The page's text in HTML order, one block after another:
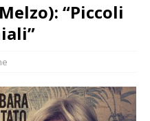
“Piccoli